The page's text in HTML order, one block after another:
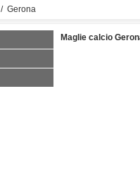
/ Gerona
Maglie calcio